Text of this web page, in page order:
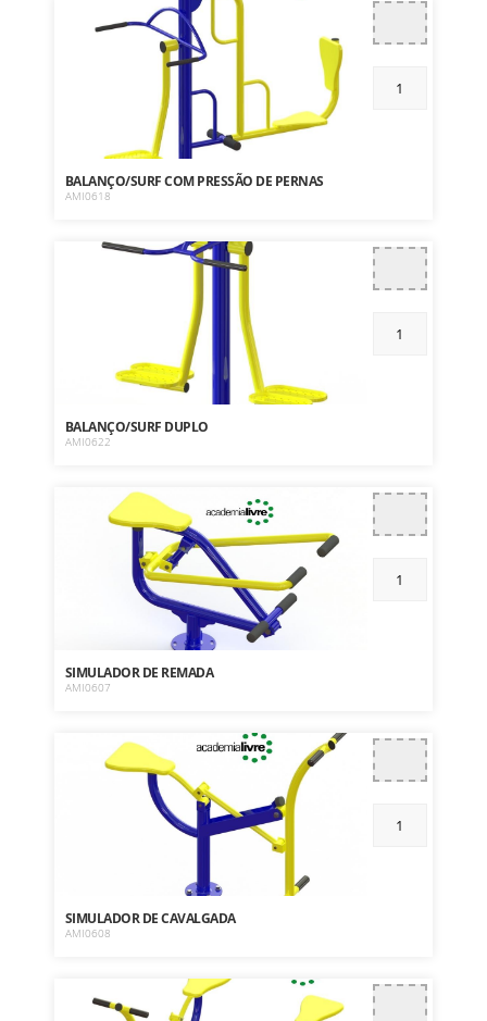
BALANÇO/SURF COM PRESSÃO DE PERNAS
AMI0618
BALANÇO/SURF DUPLO
AMI0622
SIMULADOR DE REMADA
AMI0607
SIMULADOR DE CAVALGADA
AMI0608